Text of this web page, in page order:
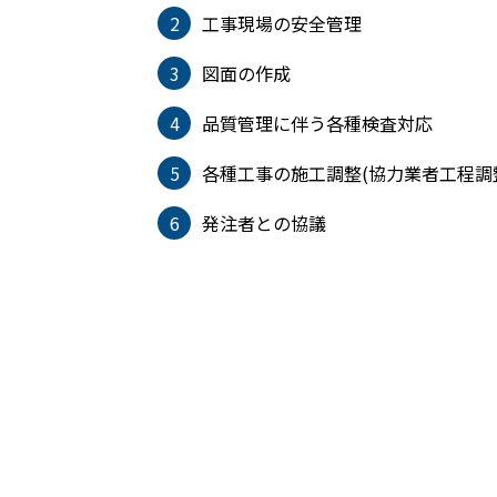
2
工事現場の安全管理
3
図面の作成
4
品質管理に伴う各種検査対応
5
各種工事の施工調整(協力業者工程
6
発注者との協議